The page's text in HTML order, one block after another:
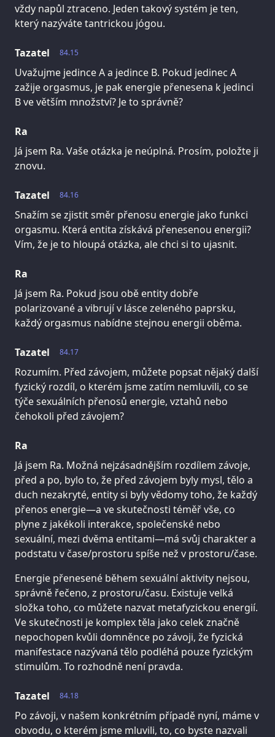
vždy napůl ztraceno. Jeden takový systém je ten,
který nazýváte tantrickou jógou.
84.15
Tazatel
Uvažujme jedince A a jedince B. Pokud jedinec A
zažije orgasmus, je pak energie přenesena k jedinci
B ve větším množství? Je to správně?
Ra
Já jsem Ra. Vaše otázka je neúplná. Prosím, položte ji
znovu.
84.16
Tazatel
Snažím se zjistit směr přenosu energie jako funkci
orgasmu. Která entita získává přenesenou energii?
Vím, že je to hloupá otázka, ale chci si to ujasnit.
Ra
Já jsem Ra. Pokud jsou obě entity dobře
polarizované a vibrují v lásce zeleného paprsku,
každý orgasmus nabídne stejnou energii oběma.
84.17
Tazatel
Rozumím. Před závojem, můžete popsat nějaký další
fyzický rozdíl, o kterém jsme zatím nemluvili, co se
týče sexuálních přenosů energie, vztahů nebo
čehokoli před závojem?
Ra
Já jsem Ra. Možná nejzásadnějším rozdílem závoje,
před a po, bylo to, že před závojem byly mysl, tělo a
duch nezakryté, entity si byly vědomy toho, že každý
přenos energie—a ve skutečnosti téměř vše, co
plyne z jakékoli interakce, společenské nebo
sexuální, mezi dvěma entitami—má svůj charakter a
podstatu v čase/prostoru spíše než v prostoru/čase.
Energie přenesené během sexuální aktivity nejsou,
správně řečeno, z prostoru/času. Existuje velká
složka toho, co můžete nazvat metafyzickou energií.
Ve skutečnosti je komplex těla jako celek značně
nepochopen kvůli domněnce po závoji, že fyzická
manifestace nazývaná tělo podléhá pouze fyzickým
stimulům. To rozhodně není pravda.
84.18
Tazatel
Po závoji, v našem konkrétním případě nyní, máme v
obvodu, o kterém jsme mluvili, to, co byste nazvali